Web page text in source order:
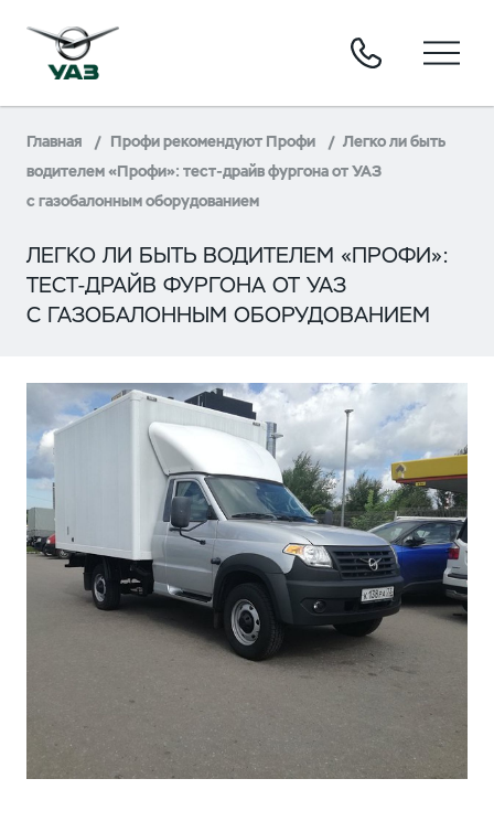
Главная Профи рекомендуют Профи
Легко ли быть
водителем «Профи»: тест-драйв фургона от УАЗ
с газобалонным оборудованием
ЛЕГКО ЛИ БЫТЬ ВОДИТЕЛЕМ «ПРОФИ»:
ТЕСТ-ДРАЙВ ФУРГОНА ОТ УАЗ
С ГАЗОБАЛОННЫМ ОБОРУДОВАНИЕМ